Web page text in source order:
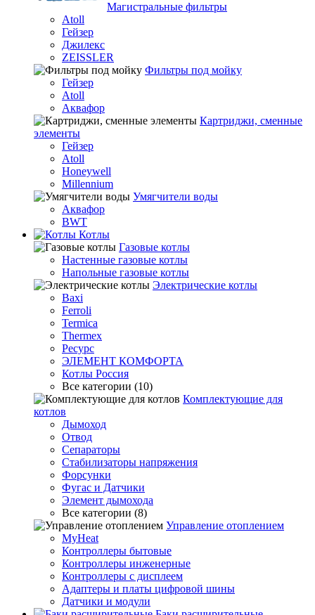
Магистральные фильтры
Atoll
Гейзер
Джилекс
ZEISSLER
Фильтры под мойку
Гейзер
Atoll
Аквафор
Картриджи, сменные
элементы
Гейзер
Atoll
Honeywell
Millennium
Умягчители воды
Аквафор
BWT
Котлы
Гaзовые котлы
Настенные газовые котлы
Напольные газовые котлы
Электрические котлы
Baxi
Ferroli
Termica
Thermex
Ресурс
ЭЛЕМЕНТ КОМФОРТА
Котлы Россия
Все категории (10)
Комплектующие для
котлов
Дымоход
Отвод
Сепараторы
Стабилизаторы напряжения
Форсунки
Фугас и Датчики
Элемент дымохода
Все категории (8)
Управление отоплением
MyHeat
Контроллеры бытовые
Контроллеры инженерные
Контроллеры с дисплеем
Адаптеры и платы цифровой шины
Датчики и модули